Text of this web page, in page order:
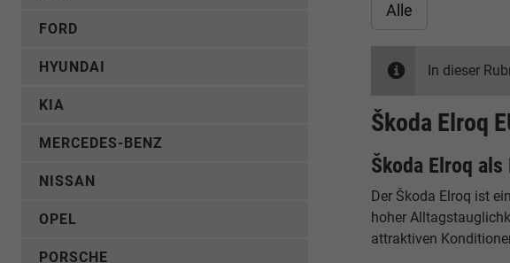
Alle
In dieser
Škoda Elroq
Škoda Elroq als
Der Škoda Elroq ist
hoher
attraktiven
FORD
HYUNDAI
KIA
MERCEDES-BENZ
NISSAN
OPEL
PORSCHE